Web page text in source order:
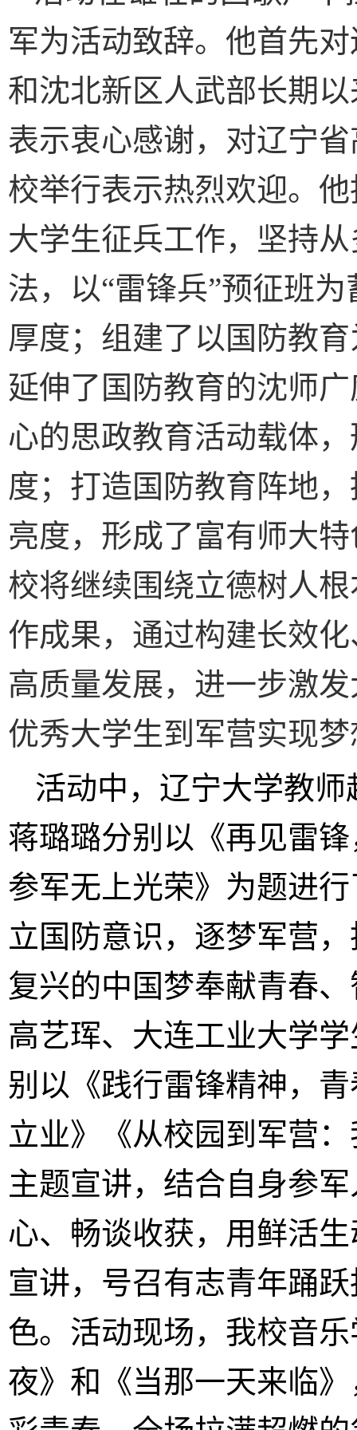
军为活动致辞。他首先
和沈北新区人武部长期
表示衷心感谢，对辽宁
校举行表示热烈欢迎。
大学生征兵工作，坚持
法，以“雷锋兵”预征班
厚度；组建了以国防教
延伸了国防教育的沈师
心的思政教育活动载体
度；打造国防教育阵地
亮度，形成了富有师大
校将继续围绕立德树人
作成果，通过构建长效
高质量发展，进一步激
优秀大学生到军营实现
活动中，辽宁大学教
蒋璐璐分别以《再见雷
参军无上光荣》为题进
立国防意识，逐梦军营
复兴的中国梦奉献青春
高艺珲、大连工业大学
别以《践行雷锋精神，
立业》《从校园到军营
主题宣讲，结合自身参
心、畅谈收获，用鲜活
宣讲，号召有志青年踊
色。活动现场，我校音
夜》和《当那一天来临